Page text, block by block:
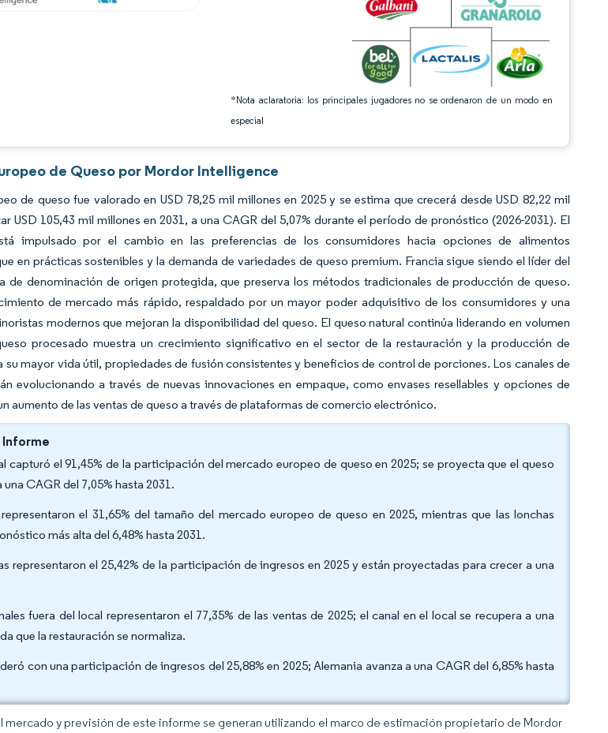
*Nota aclaratoria: los principales jugadores no se ordenaron de un modo en
especial
de Queso por Mordor Intelligence
de queso fue valorado en USD 78,25 mil millones en 2025 y se estima que crecerá desde USD 82,22 mil
USD 105,43 mil millones en 2031, a una CAGR del 5,07% durante el período de pronóstico (2026-2031). El
impulsado por el cambio en las preferencias de los consumidores hacia opciones de alimentos
en prácticas sostenibles y la demanda de variedades de queso premium. Francia sigue siendo el líder del
de denominación de origen protegida, que preserva los métodos tradicionales de producción de queso.
de mercado más rápido, respaldado por un mayor poder adquisitivo de los consumidores y una
modernos que mejoran la disponibilidad del queso. El queso natural continúa liderando en volumen
procesado muestra un crecimiento significativo en el sector de la restauración y la producción de
mayor vida útil, propiedades de fusión consistentes y beneficios de control de porciones. Los canales de
evolucionando a través de nuevas innovaciones en empaque, como envases resellables y opciones de
aumento de las ventas de queso a través de plataformas de comercio electrónico.
Informe
capturó el 91,45% de la participación del mercado europeo de queso en 2025; se proyecta que el queso
CAGR del 7,05% hasta 2031.
el 31,65% del tamaño del mercado europeo de queso en 2025, mientras que las lonchas
más alta del 6,48% hasta 2031.
representaron el 25,42% de la participación de ingresos en 2025 y están proyectadas para crecer a una
fuera del local representaron el 77,35% de las ventas de 2025; el canal en el local se recupera a una
que la restauración se normaliza.
con una participación de ingresos del 25,88% en 2025; Alemania avanza a una CAGR del 6,85% hasta
mercado y previsión de este informe se generan utilizando el marco de estimación propietario de Mordor